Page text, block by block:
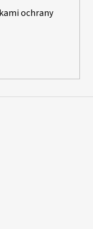
ochrany